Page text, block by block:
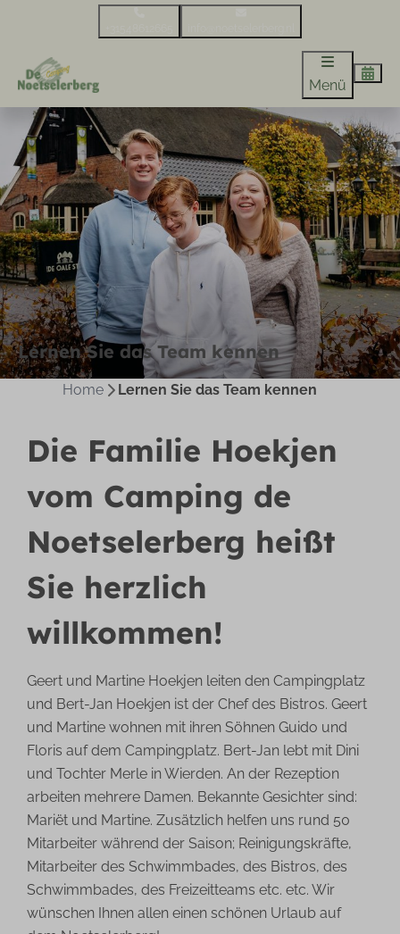
Menü
Lernen Sie das Team kennen
Home Lernen Sie das Team kennen
Die Familie Hoekjen
vom Camping de
Noetselerberg heißt
Sie herzlich
willkommen!
Geert und Martine Hoekjen leiten den Campingplatz
und Bert-Jan Hoekjen ist der Chef des Bistros. Geert
und Martine wohnen mit ihren Söhnen Guido und
Floris auf dem Campingplatz. Bert-Jan lebt mit Dini
und Tochter Merle in Wierden. An der Rezeption
arbeiten mehrere Damen. Bekannte Gesichter sind:
Mariët und Martine. Zusätzlich helfen uns rund 50
Mitarbeiter während der Saison; Reinigungskräfte,
Mitarbeiter des Schwimmbades, des Bistros, des
Schwimmbades, des Freizeitteams etc. etc. Wir
wünschen Ihnen allen einen schönen Urlaub auf